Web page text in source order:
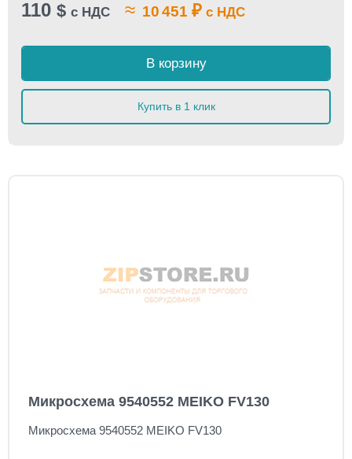
110 $ с НДС ≈ 10 451 ₽ с НДС
В корзину
Купить в 1 клик
Микросхема 9540552 MEIKO FV130
Микросхема 9540552 MEIKO FV130